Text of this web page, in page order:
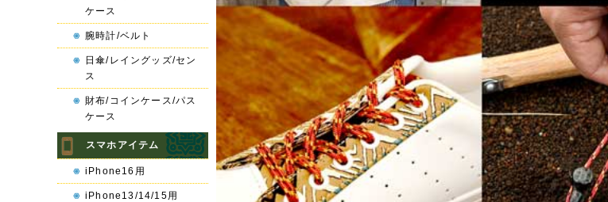
ケース
腕時計/ベルト
日傘/レイングッズ/セン
ス
財布/コインケース/パス
ケース
スマホアイテム
iPhone16用
iPhone13/14/15用